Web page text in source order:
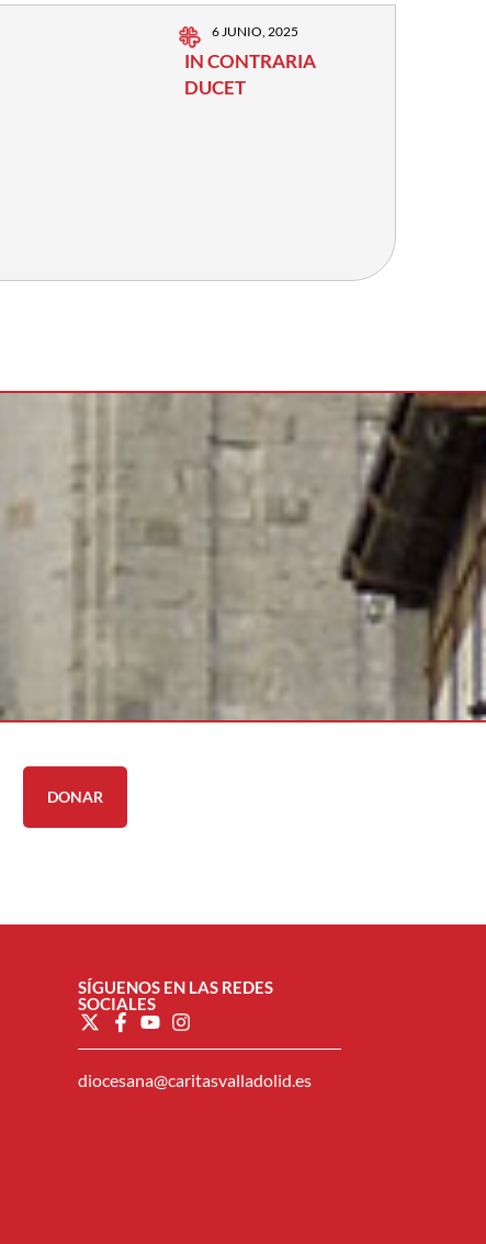
6 JUNIO, 2025
IN CONTRARIA
DUCET
DONAR
SÍGUENOS EN LAS REDES
SOCIALES
diocesana@caritasvalladolid.es